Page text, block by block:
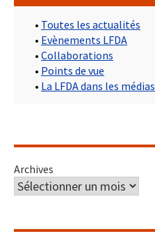
• Toutes les actualités
• Evènements LFDA
• Collaborations
• Points de vue
• La LFDA dans les médias
Archives